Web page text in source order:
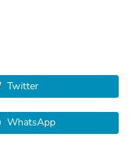
Twitter
WhatsApp